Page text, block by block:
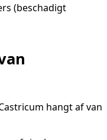
(beschadigt
hangt af van